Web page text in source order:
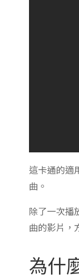
這卡通的適
曲。
除了一次播
曲的影片，
為什